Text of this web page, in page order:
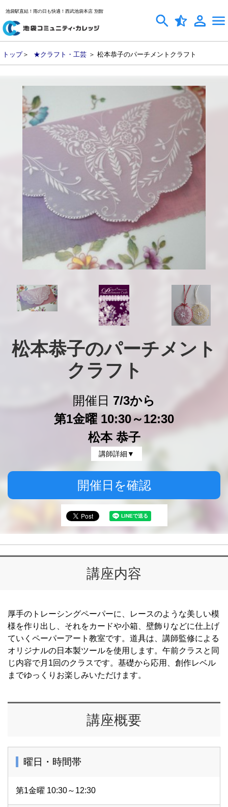
池袋駅直結！雨の日も快適！西武池袋本店 別館
トップ＞ ★クラフト・工芸 ＞ 松本恭子のパーチメントクラフト
松本恭子のパーチメント
クラフト
開催日 7/3から
第1金曜 10:30～12:30
松本 恭子
講師詳細▼
開催日を確認
講座内容
厚手のトレーシングペーパーに、レースのような美しい模
様を作り出し、それをカードや小箱、壁飾りなどに仕上げ
ていくペーパーアート教室です。道具は、講師監修による
オリジナルの日本製ツールを使用します。午前クラスと同
じ内容で月1回のクラスです。基礎から応用、創作レベル
までゆっくりお楽しみいただけます。
講座概要
曜日・時間帯
第1金曜 10:30～12:30